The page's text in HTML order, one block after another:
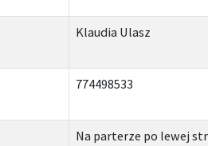
Klaudia Ulasz
774498533
Na parterze po lewej